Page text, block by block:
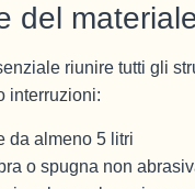
del
riunire tutti gli
interruzioni:
da almeno 5 litri
o spugna non